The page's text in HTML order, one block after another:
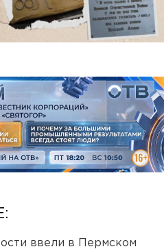
ввели в Пермском